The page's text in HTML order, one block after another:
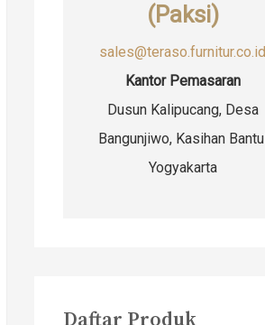
(Paksi)
sales@teraso.furnitur.co.id
Kantor Pemasaran
Dusun Kalipucang, Desa
Bangunjiwo, Kasihan Bantul
Yogyakarta
Daftar Produk